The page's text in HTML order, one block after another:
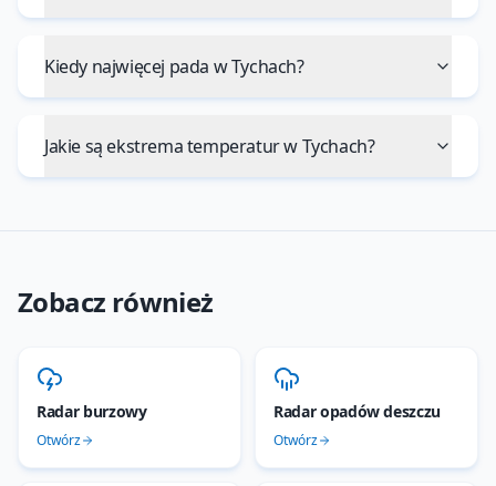
Kiedy najwięcej pada w Tychach?
Jakie są ekstrema temperatur w Tychach?
Zobacz również
Radar burzowy
Otwórz
Radar opadów deszczu
Otwórz